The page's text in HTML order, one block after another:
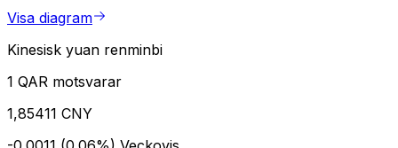
Visa diagram
Kinesisk yuan renminbi
1 QAR motsvarar
1,85411 CNY